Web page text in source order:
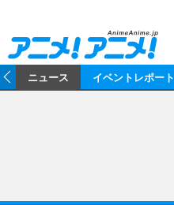
ニュース イベントレポート